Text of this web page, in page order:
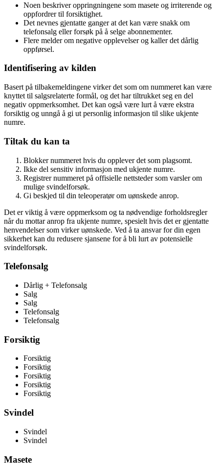
Noen beskriver oppringningene som masete og irriterende og
oppfordrer til forsiktighet.
Det nevnes gjentatte ganger at det kan være snakk om
telefonsalg eller forsøk på å selge abonnementer.
Flere melder om negative opplevelser og kaller det dårlig
oppførsel.
Identifisering av kilden
Basert på tilbakemeldingene virker det som om nummeret kan være
knyttet til salgsrelaterte formål, og det har tiltrukket seg en del
negativ oppmerksomhet. Det kan også være lurt å være ekstra
forsiktig og unngå å gi ut personlig informasjon til slike ukjente
numre.
Tiltak du kan ta
Blokker nummeret hvis du opplever det som plagsomt.
Ikke del sensitiv informasjon med ukjente numre.
Registrer nummeret på offisielle nettsteder som varsler om
mulige svindelforsøk.
Gi beskjed til din teleoperatør om uønskede anrop.
Det er viktig å være oppmerksom og ta nødvendige forholdsregler
når du mottar anrop fra ukjente numre, spesielt hvis det er gjentatte
henvendelser som virker uønskede. Ved å ta ansvar for din egen
sikkerhet kan du redusere sjansene for å bli lurt av potensielle
svindelforsøk.
Telefonsalg
Dårlig + Telefonsalg
Salg
Salg
Telefonsalg
Telefonsalg
Forsiktig
Forsiktig
Forsiktig
Forsiktig
Forsiktig
Forsiktig
Svindel
Svindel
Svindel
Masete